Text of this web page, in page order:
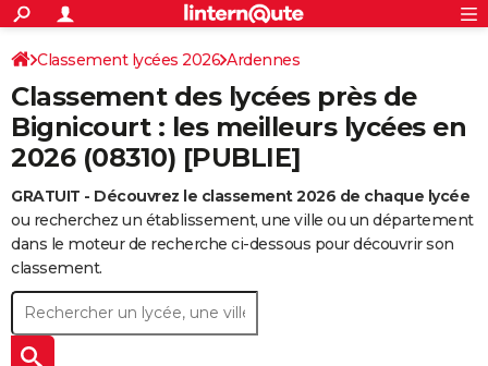
ACTUALITÉS
Politique
Société
Faits Divers
Education
Monde
Villes
+
SPORT
Coupe du monde 2026
Football
Tennis
Cyclisme
Rugby
Forum
CULTURE
Programme TV
TNT
Streaming
Cinéma
Sorties cinéma
Musique
+
FINANCE
Retraite
Impôts
Epargne
Immobilier
Risques naturels par ville
Banque
Assurance
Crédit
AUTO
Essais
Réserver un essai
Citadines
Berlines
SUV
Forum auto
+
HIGH-TECH
BRICOLAGE
Forum
Aménagement intérieur
Extérieur
Cuisine
Salle de bains
Jardinage
Rangement
+WEEK-END
S'inscrire
Connexion
Classement lycées 2026 Ardennes
Classement des lycées près de
Bignicourt : les meilleurs lycées en
2026 (08310) [PUBLIE]
GRATUIT - Découvrez le classement 2026 de chaque lycée
ou recherchez un établissement, une ville ou un département
dans le moteur de recherche ci-dessous pour découvrir son
classement.